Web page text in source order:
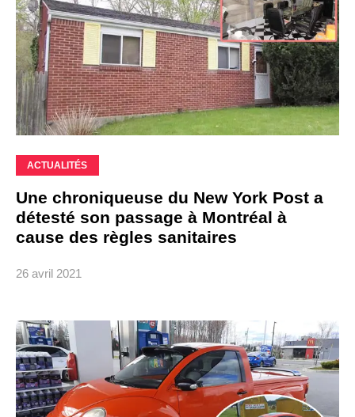
ACTUALITÉS
Une chroniqueuse du New York Post a
détesté son passage à Montréal à
cause des règles sanitaires
26 avril 2021